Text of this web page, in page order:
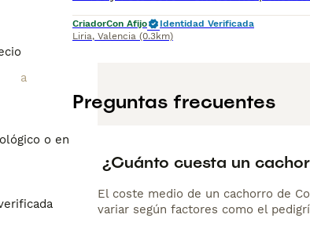
o en el
CriadorCon Afijo
Identidad Verificada
Liria, Valencia (0.3km)
Preguntas frecuentes
¿Cuánto cuesta un
El coste medio de un cachorro de
variar según factores como el